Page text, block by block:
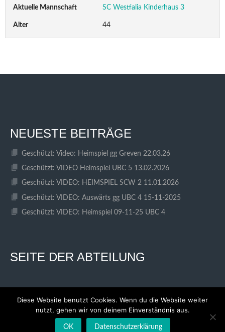
Aktuelle Mannschaft SC Westfalia Kinderhaus 3
Alter 44
NEUESTE BEITRÄGE
Geschützt: Video: Heimspiel gg Greven 22.03.26
Geschützt: VIDEO Heimspiel UBC 5 13.02.2026
Geschützt: VIDEO: HEIMSPIEL SCW 2 11.01.2026
Geschützt: VIDEO: Auswärts gg UBC 4 15-11-2025
Geschützt: VIDEO: Heimspiel 09-11-25 UBC 4
SEITE DER ABTEILUNG
© 2026 SC WESTFALIA KINDERHAUS
ENTWORFEN VON THEMEBOY
Diese Website benutzt Cookies. Wenn du die Website weiter
nutzt, gehen wir von deinem Einverständnis aus.
OK Datenschutzerklärung